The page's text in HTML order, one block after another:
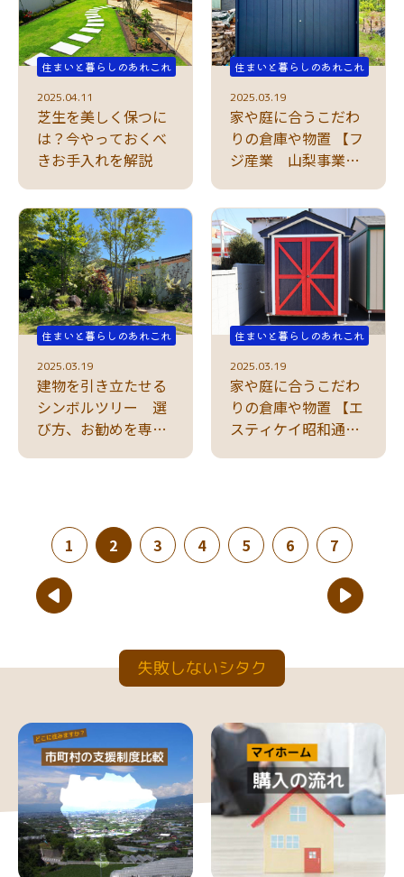
住まいと暮らしのあれこれ
2025.04.11
芝生を美しく保つに
は？今やっておくべ
きお手入れを解説
住まいと暮らしのあれこれ
2025.03.19
家や庭に合うこだわ
りの倉庫や物置 【フ
ジ産業 山梨事業
インが人気
住まいと暮らしのあれこれ
2025.03.19
建物を引き立たせる
シンボルツリー 選
び方、お勧めを専門
住まいと暮らしのあれこれ
2025.03.19
家や庭に合うこだわ
りの倉庫や物置 【エ
スティケイ昭和通り
1 2
(現在のページ)
3 4 5 6 7
失敗しないシタク